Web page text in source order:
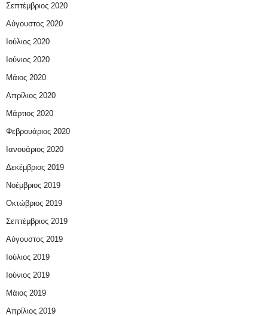
Σεπτέμβριος 2020
Αύγουστος 2020
Ιούλιος 2020
Ιούνιος 2020
Μάιος 2020
Απρίλιος 2020
Μάρτιος 2020
Φεβρουάριος 2020
Ιανουάριος 2020
Δεκέμβριος 2019
Νοέμβριος 2019
Οκτώβριος 2019
Σεπτέμβριος 2019
Αύγουστος 2019
Ιούλιος 2019
Ιούνιος 2019
Μάιος 2019
Απρίλιος 2019